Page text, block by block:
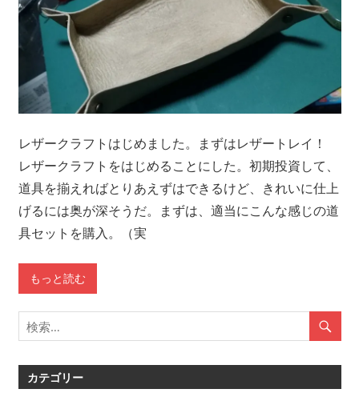
レザークラフトはじめました。まずはレザートレイ！
レザークラフトをはじめることにした。初期投資して、
道具を揃えればとりあえずはできるけど、きれいに仕上
げるには奥が深そうだ。まずは、適当にこんな感じの道
具セットを購入。（実
もっと読む
カテゴリー